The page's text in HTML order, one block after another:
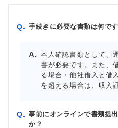
Q. 手続きに必要な書類は何で
本人確認書類として、
書が必要です。また、
る場合・他社借入と借
を超える場合は、収入
Q. 事前にオンラインで書類提
か？